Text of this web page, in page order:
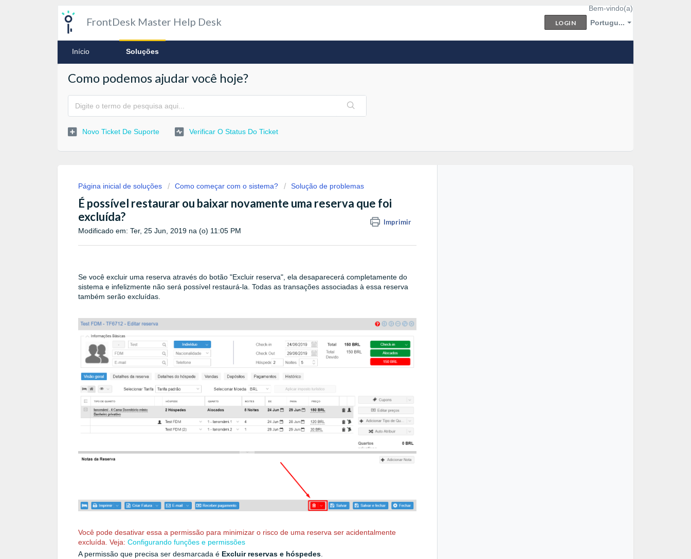
FrontDesk Master Help Desk Portugu...
Bem-vindo(a)
LOGIN
Início Soluções
Como podemos ajudar você hoje?
Novo Ticket De Suporte Verificar O Status Do Ticket
Página inicial de soluções Como começar com o sistema? Solução de problemas
É possível restaurar ou baixar novamente uma reserva que foi
excluída?
Imprimir
Modificado em: Ter, 25 Jun, 2019 na (o) 11:05 PM
Se você excluir uma reserva através do botão "Excluir reserva", ela desaparecerá completamente do
sistema e infelizmente não será possível restaurá-la. Todas as transações associadas à essa reserva
também serão excluídas.
Você pode desativar essa a permissão para minimizar o risco de uma reserva ser acidentalmente
excluída. Veja: Configurando funções e permissões
A permissão que precisa ser desmarcada é Excluir reservas e hóspedes.